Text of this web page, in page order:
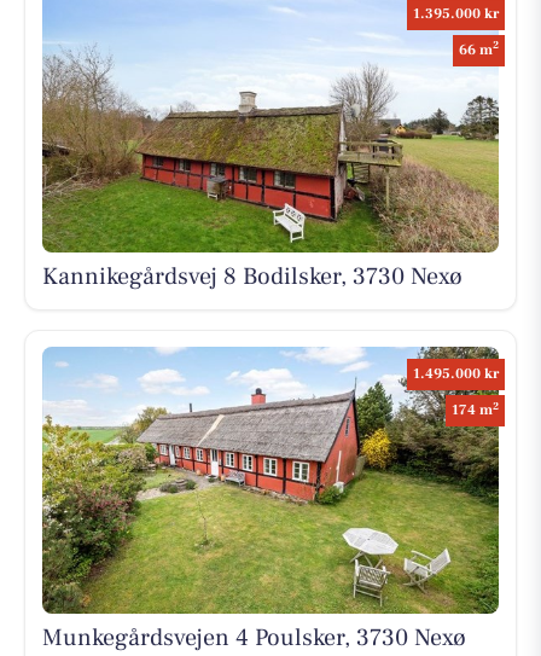
1.395.000 kr
66 m2
Kannikegårdsvej 8 Bodilsker, 3730 Nexø
1.495.000 kr
174 m2
Munkegårdsvejen 4 Poulsker, 3730 Nexø